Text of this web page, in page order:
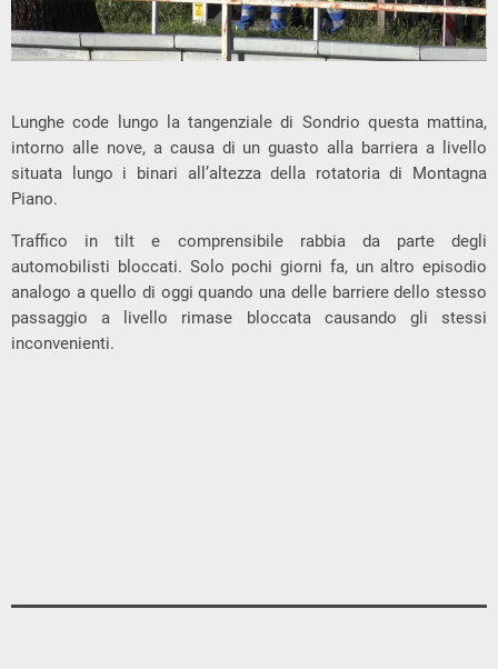
Lunghe code lungo la tangenziale di Sondrio questa mattina,
intorno alle nove, a causa di un guasto alla barriera a livello
situata lungo i binari all’altezza della rotatoria di Montagna
Piano.
Traffico in tilt e comprensibile rabbia da parte degli
automobilisti bloccati. Solo pochi giorni fa, un altro episodio
analogo a quello di oggi quando una delle barriere dello stesso
passaggio a livello rimase bloccata causando gli stessi
inconvenienti.